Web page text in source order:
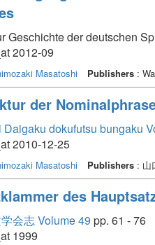
Geschichte der deutschen
2012-09
Masatoshi Publishers:
der
Daigaku dokufutsu bungaku
2010-12-25
Masatoshi Publishers: 山
des
会志 Volume 49 pp. 61 - 76
1999